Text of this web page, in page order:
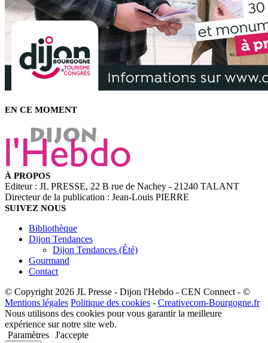
EN CE MOMENT
À PROPOS
Editeur : JL PRESSE, 22 B rue de Nachey - 21240 TALANT
Directeur de la publication : Jean-Louis PIERRE
SUIVEZ NOUS
Bibliothèque
Dijon Tendances
Dijon Tendances (Été)
Gourmand
Contact
© Copyright 2026 JL Presse - Dijon l'Hebdo - CEN Connect - ©
Mentions légales Politique des cookies - Creativecom-Bourgogne.fr
Nous utilisons des cookies pour vous garantir la meilleure
expérience sur notre site web.
Paramètres J'accepte